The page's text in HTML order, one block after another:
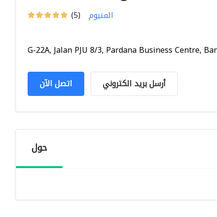
(5) المنيوم
G-22A, Jalan PJU 8/3, Pardana Business Centre,
اتصل الآن أرسل بريد الكتروني
حول